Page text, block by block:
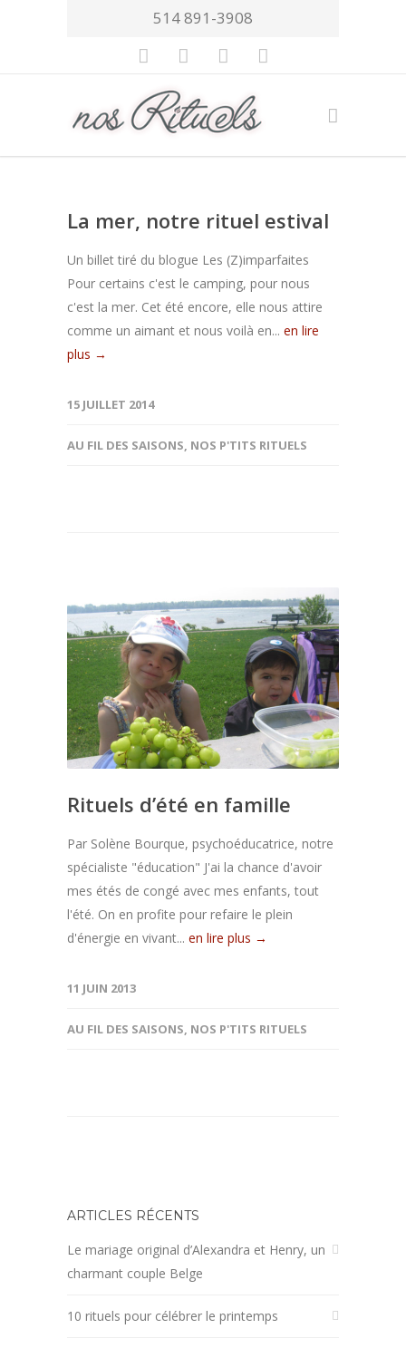
514 891-3908
La mer, notre rituel estival
Un billet tiré du blogue Les (Z)imparfaites
Pour certains c'est le camping, pour nous
c'est la mer. Cet été encore, elle nous attire
comme un aimant et nous voilà en... en lire
plus →
15 JUILLET 2014
AU FIL DES SAISONS, NOS P'TITS RITUELS
Rituels d’été en famille
Par Solène Bourque, psychoéducatrice, notre
spécialiste "éducation" J'ai la chance d'avoir
mes étés de congé avec mes enfants, tout
l'été. On en profite pour refaire le plein
d'énergie en vivant... en lire plus →
11 JUIN 2013
AU FIL DES SAISONS, NOS P'TITS RITUELS
ARTICLES RÉCENTS
Le mariage original d’Alexandra et Henry, un
charmant couple Belge
10 rituels pour célébrer le printemps